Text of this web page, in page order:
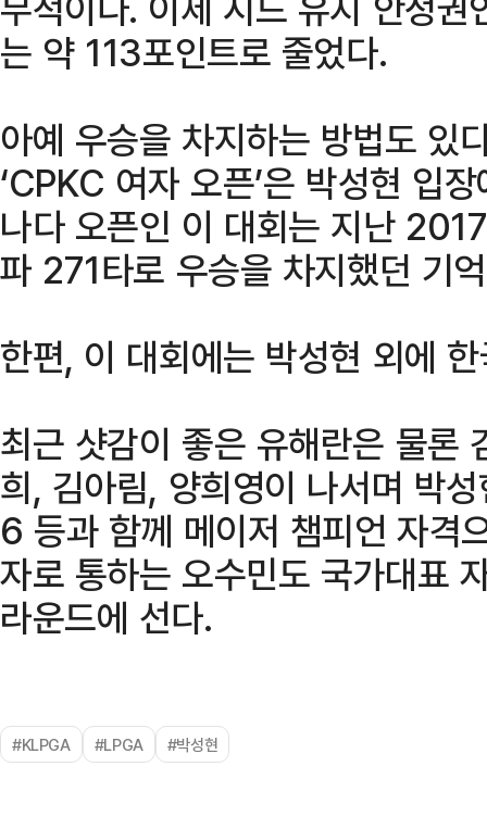
는 약 113포인트로 줄었다.
아예 우승을 차지하는 방법도 있
‘CPKC 여자 오픈’은 박성현 입
나다 오픈인 이 대회는 지난
파 271타로 우승을 차지했던 기
한편, 이 대회에는 박성현 외에
최근 샷감이 좋은 유해란은 물론
희, 김아림, 양희영이 나서며 박
6 등과 함께 메이저 챔피언 자격
자로 통하는 오수민도 국가대표
라운드에 선다.
#KLPGA #LPGA #박성현